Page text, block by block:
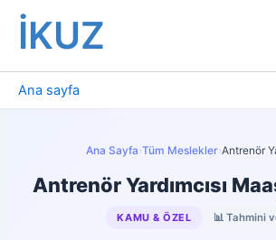
İçeriğe
İKUZ
Ana sayfa
Ana Sayfa›Tüm Meslekler›Antrenör
Antrenör Yardımcısı
KAMU & ÖZEL 📊 Tahmini